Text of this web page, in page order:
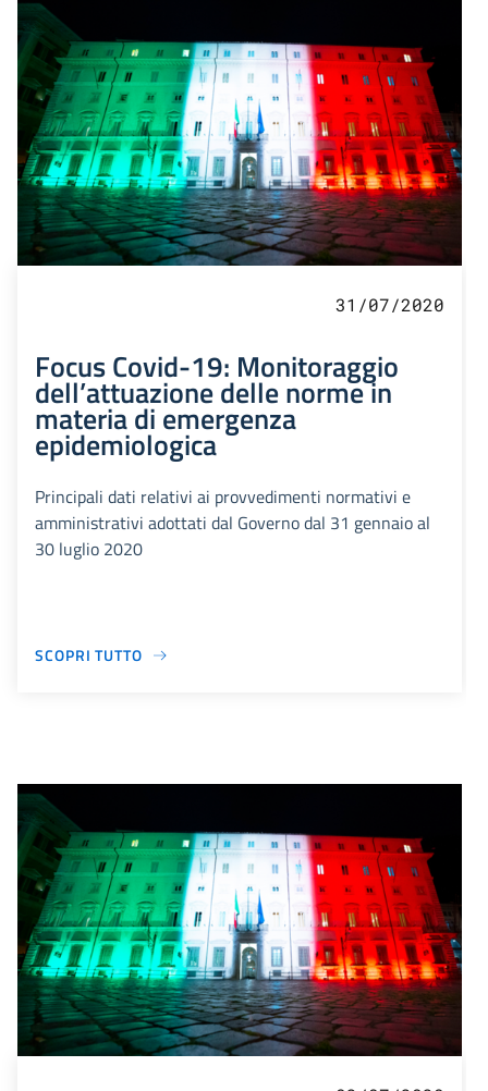
31/07/2020
Focus Covid-19: Monitoraggio
dell’attuazione delle norme in
materia di emergenza
epidemiologica
Principali dati relativi ai provvedimenti normativi e
amministrativi adottati dal Governo dal 31 gennaio al
30 luglio 2020
SCOPRI TUTTO